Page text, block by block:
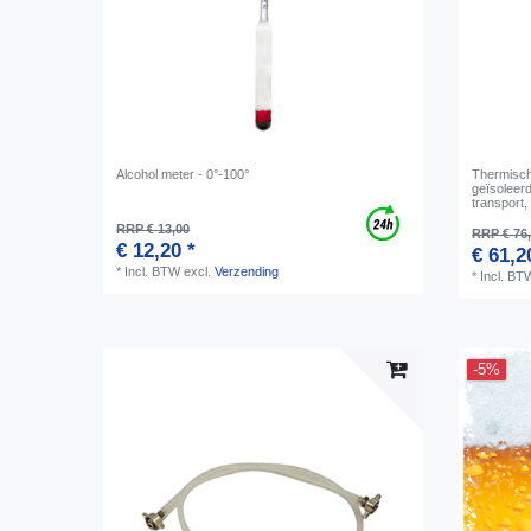
Alcohol meter - 0°-100°
RRP € 13,00
€ 12,20 *
* Incl. BTWexcl.Verzending
transport,
RRP €
€
* Incl.
-5%